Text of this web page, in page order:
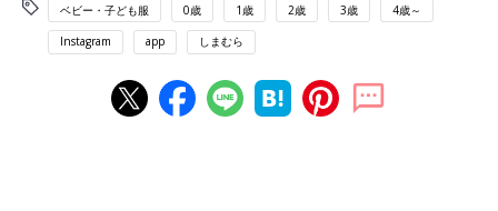
ベビー・子ども服 0歳 1歳 2歳 3歳 4歳～
Instagram app しまむら